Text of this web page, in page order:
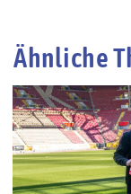
Ähnliche